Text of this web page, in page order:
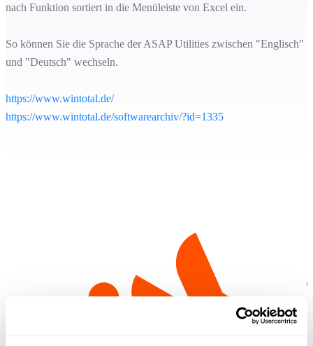
nach Funktion sortiert in die Menüleiste von Excel ein.
So können Sie die Sprache der ASAP Utilities zwischen "Englisch"
und "Deutsch" wechseln.
https://www.wintotal.de/
https://www.wintotal.de/softwarearchiv/?id=1335